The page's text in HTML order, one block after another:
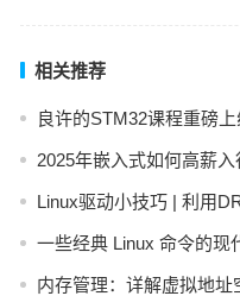
相关推荐
良许的STM32课程重磅
2025年嵌入式如何高薪入
Linux驱动小技巧 | 利用
一些经典 Linux 命令的现
内存管理：详解虚拟地址